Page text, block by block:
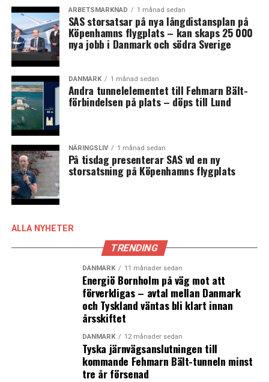
ARBETSMARKNAD 1 månad sedan
SAS storsatsar på nya långdistansplan på
Köpenhamns flygplats – kan skaps 25 000
nya jobb i Danmark och södra Sverige
DANMARK 1 månad sedan
Andra tunnelelementet till Fehmarn Bält-
förbindelsen på plats – döps till Lund
NÄRINGSLIV 1 månad sedan
På tisdag presenterar SAS vd en ny
storsatsning på Köpenhamns flygplats
ALLA NYHETER
TRENDING
DANMARK 11 månader sedan
Energiö Bornholm på väg mot att
förverkligas – avtal mellan Danmark
och Tyskland väntas bli klart innan
årsskiftet
DANMARK 12 månader sedan
Tyska järnvägsanslutningen till
kommande Fehmarn Bält-tunneln minst
tre år försenad